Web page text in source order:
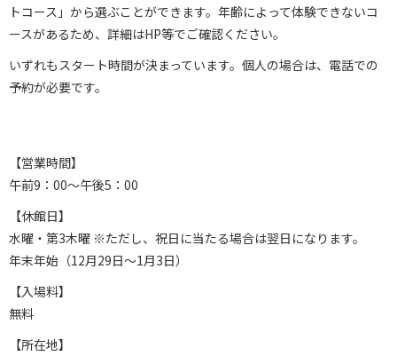
トコース」から選ぶことができます。年齢によって体験できないコ
ースがあるため、詳細はHP等でご確認ください。
いずれもスタート時間が決まっています。個人の場合は、電話での
予約が必要です。
【営業時間】
午前9：00～午後5：00
【休館日】
水曜・第3木曜 ※ただし、祝日に当たる場合は翌日になります。
年末年始（12月29日～1月3日）
【入場料】
無料
【所在地】